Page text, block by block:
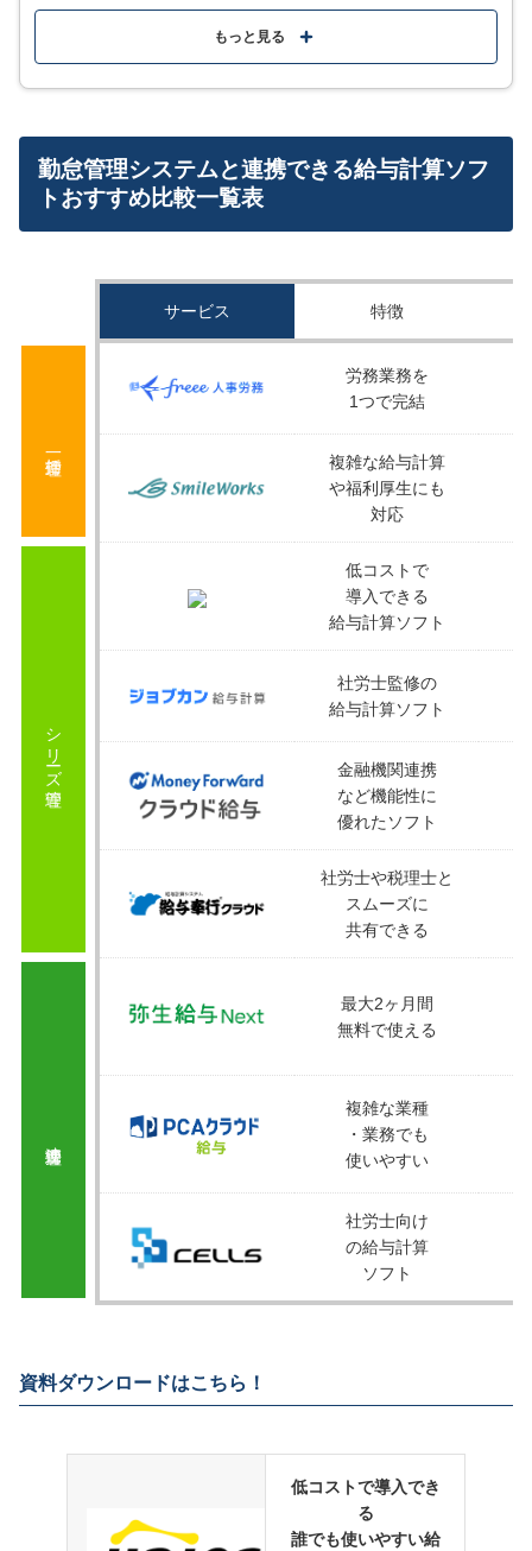
顧問先とはクラウド経由で共有でき、急な変更があっ
てっも給与計算結果を手早く送れる
社労士有資格者や実務経験豊富なスタッフを揃え、サ
ポートも手厚い
あくまでも社労士のための給与計算システムのため、
企業での導入の場合機能の過不足が気になる場合があ
評価・口コミ
せるのでチェックがしやすい。 計算式を自分で作れるのでカスタ
マイズしやすい。 エクセルファイルに出力できる機能が便利。 エ
クセルなので操作がしやすい。また、表示の変更も可能なので給
与明細などで特別なケースに対応できる。 計算後に手入力で入
力や修正ができる。
給与明細を細かく見て、給与のお金の流れを知ることができた。
このサービスにしかない、特別な良さは正直感じられなかったの
口コミをもっと見る
サービス詳細
もっと見る
勤怠管理システムと連携できる給与計算ソフ
トおすすめ比較一覧表
サービス 特徴
労務業務を
1つで完結
複雑な給与計算
や福利厚生にも
対応
シリーズ管理
低コストで
導入できる
給与計算ソフト
社労士監修の
給与計算ソフト
金融機関連携
など機能性に
優れたソフト
社労士や税理士と
スムーズに
共有できる
最大2ヶ月間
無料で使える
複雑な業種
・業務でも
使いやすい
社労士向け
の給与計算
ソフト
資料ダウンロードはこちら！
低コストで導入でき
る
誰でも使いやすい給